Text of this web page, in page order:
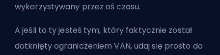
wykorzystywany przez oś czasu.
A jeśli to ty jesteś tym, który faktycznie został
dotknięty ograniczeniem VAN, udaj się prosto do